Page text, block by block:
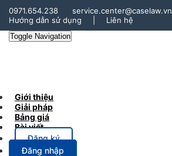
0971.654.238
service.center@caselaw.vn
Hướng dẫn sử dụng
Liên hệ
Toggle Navigation
Giới thiệu
Giải pháp
Bảng giá
Bài viết
Đăng ký
Đăng nhập